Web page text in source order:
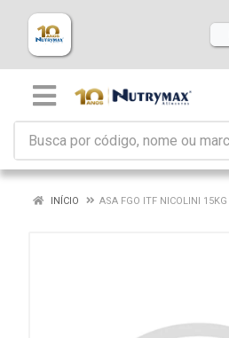
INÍCIO ASA FGO ITF NICOLINI 15KG